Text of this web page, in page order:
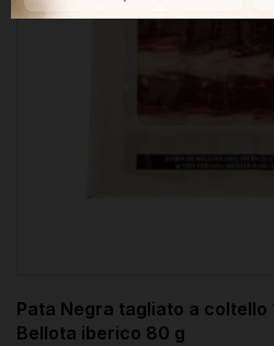
Pata Negra tagliato a
Bellota iberico 80 g